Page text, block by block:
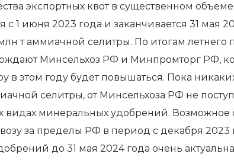
экспортных квот в существенном
с 1 июня 2023 года и заканчивается 31 мая
т аммиачной селитры. По итогам
Минсельхоз РФ и Минпромторг РФ,
в этом году будет повышаться. Пока
селитры, от Минсельхоза РФ не
видах минеральных удобрений.
за пределы РФ в период с декабря
до 31 мая 2024 года очень